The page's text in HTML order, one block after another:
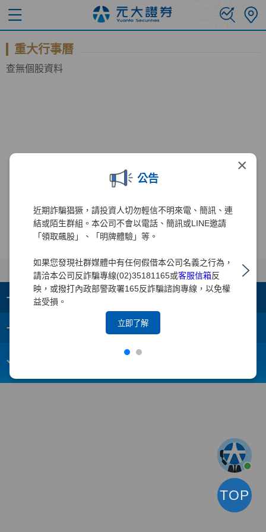
×
公告
近期詐騙猖獗，請投資人切勿輕信不明來電、簡訊、連
結或陌生群組。本公司不會以電話、簡訊或LINE邀請
「領取飆股」、「明牌體驗」等。
如果您發現社群媒體中有任何假借本公司名義之行為，
請洽本公司反詐騙專線(02)35181165或客服信箱反
映，或撥打內政部警政署165反詐騙諮詢專線，以免權
益受損。
立即了解
重大行事曆
查無個股資料
+ 集團成員
+
webmaster@yuanta.com
TOP